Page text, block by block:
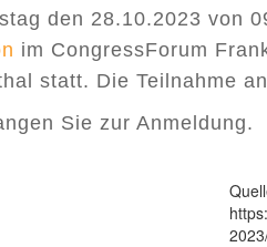
den 28.10.2023 von
im CongressForum
statt. Die Teilnahme
Sie zur Anmeldung.